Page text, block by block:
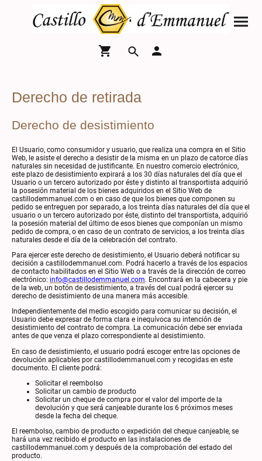
Derecho de retirada
Derecho de desistimiento
El Usuario, como consumidor y usuario, que realiza una compra en el Sitio
Web, le asiste el derecho a desistir de la misma en un plazo de catorce días
naturales sin necesidad de justificante. En nuestro comercio electrónico,
este plazo de desistimiento expirará a los 30 días naturales del día que el
Usuario o un tercero autorizado por éste y distinto al transportista adquirió
la posesión material de los bienes adquiridos en el Sitio Web de
castillodemmanuel.com o en caso de que los bienes que componen su
pedido se entreguen por separado, a los treinta días naturales del día que el
usuario o un tercero autorizado por éste, distinto del transportista, adquirió
la posesión material del último de esos bienes que componían un mismo
pedido de compra, o en caso de un contrato de servicios, a los treinta días
naturales desde el día de la celebración del contrato.
Para ejercer este derecho de desistimiento, el Usuario deberá notificar su
decisión a castillodemmanuel.com. Podrá hacerlo a través de los espacios
de contacto habilitados en el Sitio Web o a través de la dirección de correo
electrónico: info@castillodemmanuel.com. Encontrará en la cabecera y pie
de la web, un botón de desistimiento, a través del cual podrá ejercer su
derecho de desistimiento de una manera más accesible.
Independientemente del medio escogido para comunicar su decisión, el
Usuario debe expresar de forma clara e inequívoca su intención de
desistimiento del contrato de compra. La comunicación debe ser enviada
antes de que venza el plazo correspondiente al desistimiento.
En caso de desistimiento, el usuario podrá escoger entre las opciones de
devolución aplicables por castillodemmanuel.com y recogidas en este
documento. El cliente podrá:
Solicitar el reembolso
Solicitar un cambio de producto
Solicitar un cheque de compra por el valor del importe de la
devolución y que será canjeable durante los 6 próximos meses
desde la fecha del cheque.
El reembolso, cambio de producto o expedición del cheque canjeable, se
hará una vez recibido el producto en las instalaciones de
castillodemmanuel.com y después de la comprobación del estado del
producto.